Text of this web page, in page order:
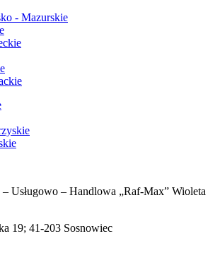
- Mazurskie
Usługowo – Handlowa „Raf-Max” Wioleta
19; 41-203 Sosnowiec